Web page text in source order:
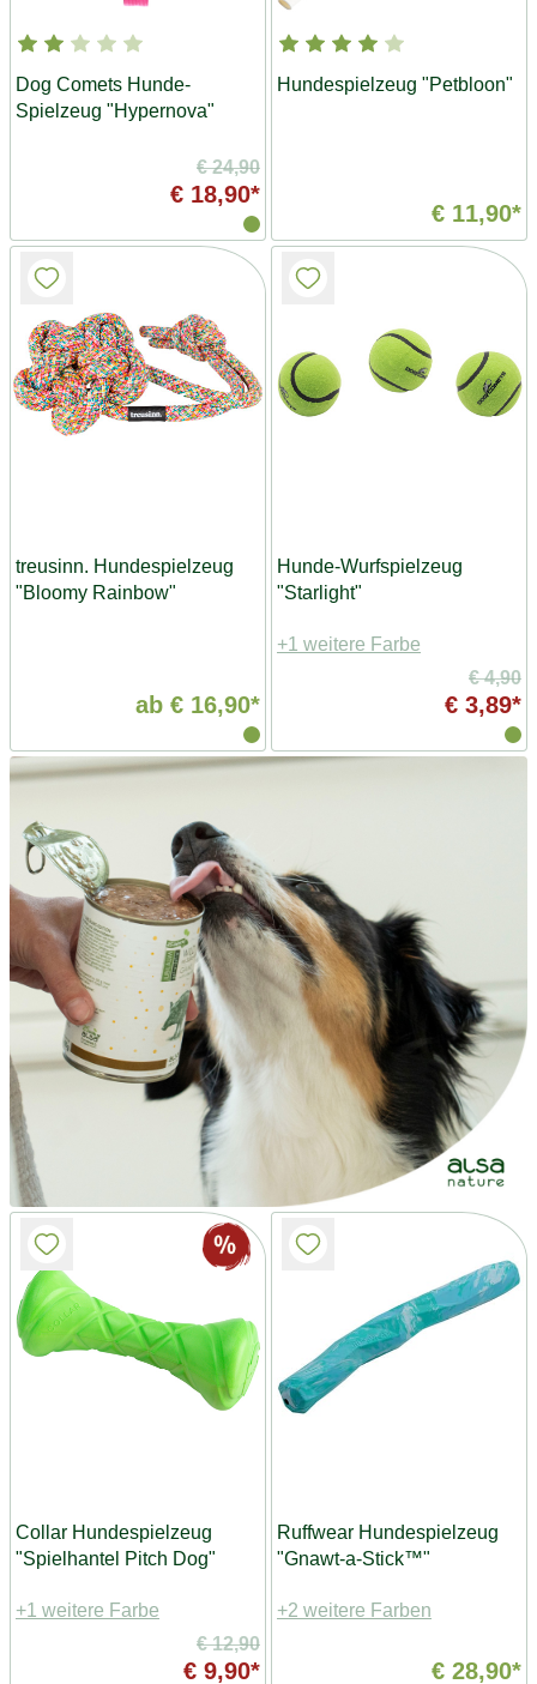
Dog Comets Hunde-
Spielzeug "Hypernova"
€ 24,90
€ 18,90*
Hundespielzeug "Petbloon"
€ 11,90*
treusinn. Hundespielzeug
"Bloomy Rainbow"
ab € 16,90*
Hunde-Wurfspielzeug
"Starlight"
+1 weitere Farbe
€ 4,90
€ 3,89*
Collar Hundespielzeug
"Spielhantel Pitch Dog"
+1 weitere Farbe
€ 12,90
€ 9,90*
Ruffwear Hundespielzeug
"Gnawt-a-Stick™"
+2 weitere Farben
€ 28,90*